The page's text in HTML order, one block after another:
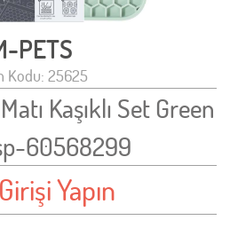
PETS
Kodu: 25625
Kaşıklı Set Green
60568299
Yapın